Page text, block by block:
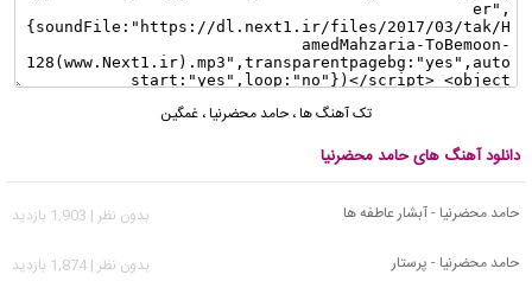
تک آهنگ ها، حامد محضرنیا، غمگین
دانلود آهنگ های حامد محضرنیا
حامد محضرنیا - آبشار عاطفه ها
بدون نظر | 1,903 بازدید
حامد محضرنیا - پرستار
بدون نظر | 1,874 بازدید